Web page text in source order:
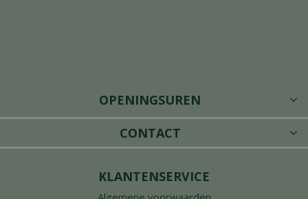
OPENINGSUREN
CONTACT
KLANTENSERVICE